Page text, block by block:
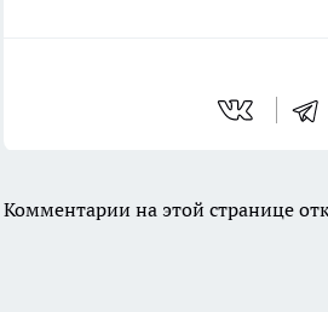
Комментарии на этой странице